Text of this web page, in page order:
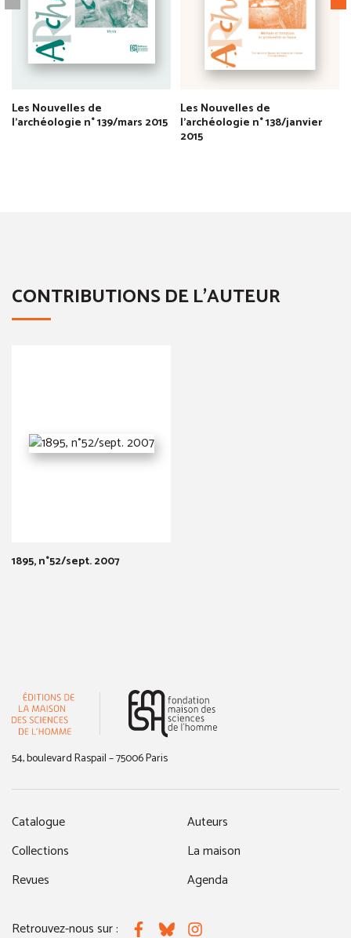
Les Nouvelles de
l'archéologie n° 139/mars 2015
Les Nouvelles de
l'archéologie n° 138/janvier
2015
CONTRIBUTIONS DE L'AUTEUR
1895, n°52/sept. 2007
54, boulevard Raspail – 75006 Paris
Catalogue
Collections
Revues
Auteurs
La maison
Agenda
Retrouvez-nous sur : FacebookBlueskyInstagram